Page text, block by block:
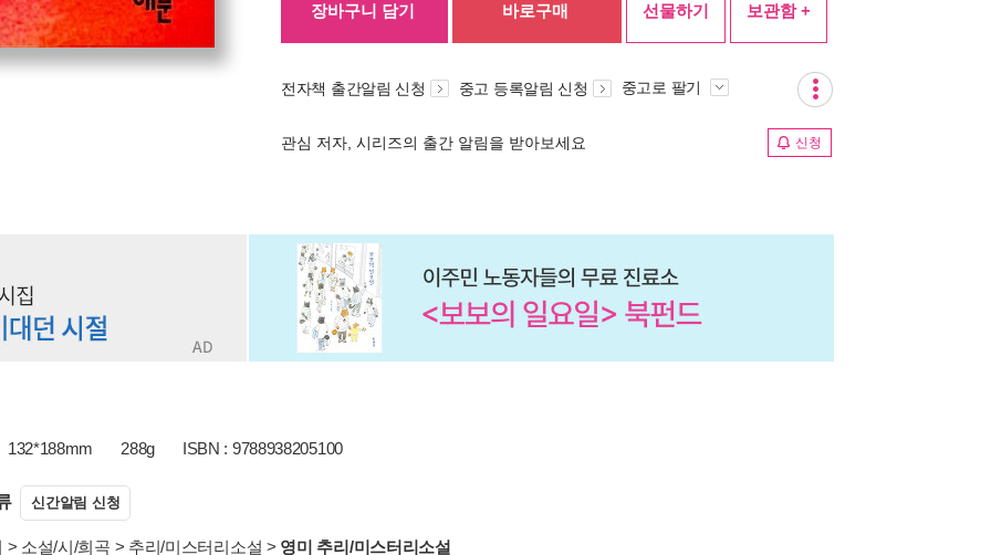
장바구니 담기 바로구매 선물하기 보관함 +
전자책 출간알림 신청 중고 등록알림 신청 중고로 팔기
관심 저자, 시리즈의 출간 알림을 받아보세요 신청
132*188mm 288g ISBN : 9788938205100
신간알림 신청
> 소설/시/희곡 > 추리/미스터리소설 > 영미 추리/미스터리소설